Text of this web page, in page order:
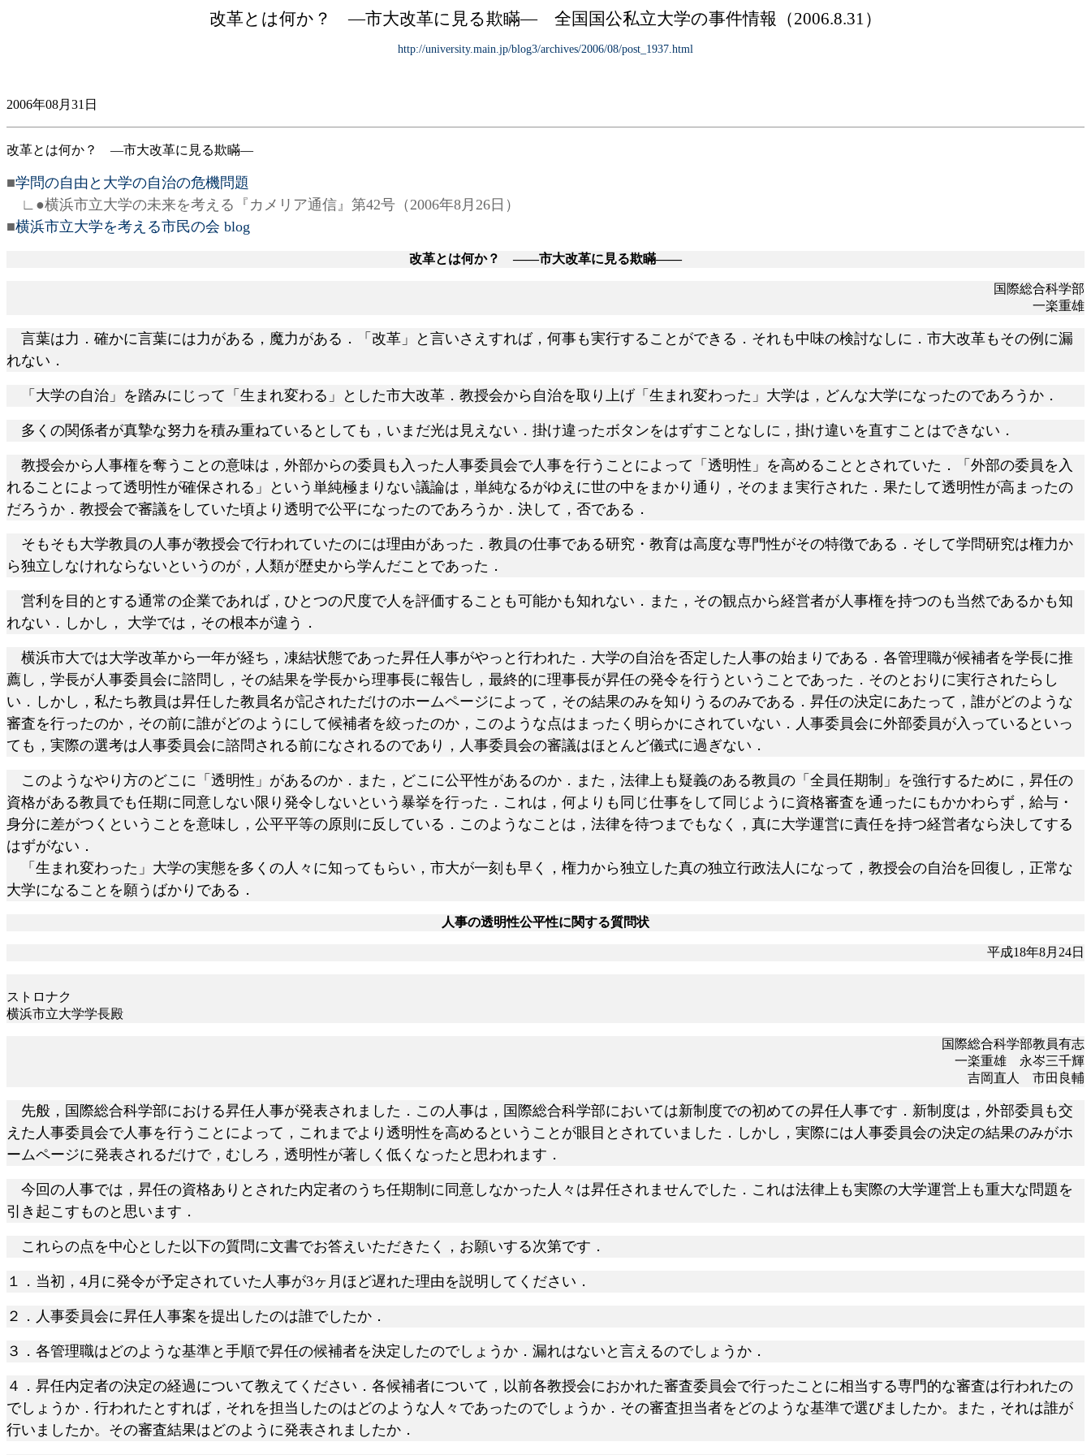
改革とは何か？ ―市大改革に見る欺瞞― 全国国公私立大学の事件情報（2006.8.31）
http://university.main.jp/blog3/archives/2006/08/post_1937.html
2006年08月31日
改革とは何か？ ―市大改革に見る欺瞞―
■学問の自由と大学の自治の危機問題
∟●横浜市立大学の未来を考える『カメリア通信』第42号（2006年8月26日）
■横浜市立大学を考える市民の会 blog
改革とは何か？ ――市大改革に見る欺瞞――
国際総合科学部
一楽重雄
言葉は力．確かに言葉には力がある，魔力がある．「改革」と言いさえすれば，何事も実行することができる．それも中味の検討なしに．市大改革もその例に漏
れない．
「大学の自治」を踏みにじって「生まれ変わる」とした市大改革．教授会から自治を取り上げ「生まれ変わった」大学は，どんな大学になったのであろうか．
多くの関係者が真摯な努力を積み重ねているとしても，いまだ光は見えない．掛け違ったボタンをはずすことなしに，掛け違いを直すことはできない．
教授会から人事権を奪うことの意味は，外部からの委員も入った人事委員会で人事を行うことによって「透明性」を高めることとされていた．「外部の委員を入
れることによって透明性が確保される」という単純極まりない議論は，単純なるがゆえに世の中をまかり通り，そのまま実行された．果たして透明性が高まったの
だろうか．教授会で審議をしていた頃より透明で公平になったのであろうか．決して，否である．
そもそも大学教員の人事が教授会で行われていたのには理由があった．教員の仕事である研究・教育は高度な専門性がその特徴である．そして学問研究は権力か
ら独立しなけれならないというのが，人類が歴史から学んだことであった．
営利を目的とする通常の企業であれば，ひとつの尺度で人を評価することも可能かも知れない．また，その観点から経営者が人事権を持つのも当然であるかも知
れない．しかし， 大学では，その根本が違う．
横浜市大では大学改革から一年が経ち，凍結状態であった昇任人事がやっと行われた．大学の自治を否定した人事の始まりである．各管理職が候補者を学長に推
薦し，学長が人事委員会に諮問し，その結果を学長から理事長に報告し，最終的に理事長が昇任の発令を行うということであった．そのとおりに実行されたらし
い．しかし，私たち教員は昇任した教員名が記されただけのホームページによって，その結果のみを知りうるのみである．昇任の決定にあたって，誰がどのような
審査を行ったのか，その前に誰がどのようにして候補者を絞ったのか，このような点はまったく明らかにされていない．人事委員会に外部委員が入っているといっ
ても，実際の選考は人事委員会に諮問される前になされるのであり，人事委員会の審議はほとんど儀式に過ぎない．
このようなやり方のどこに「透明性」があるのか．また，どこに公平性があるのか．また，法律上も疑義のある教員の「全員任期制」を強行するために，昇任の
資格がある教員でも任期に同意しない限り発令しないという暴挙を行った．これは，何よりも同じ仕事をして同じように資格審査を通ったにもかかわらず，給与・
身分に差がつくということを意味し，公平平等の原則に反している．このようなことは，法律を待つまでもなく，真に大学運営に責任を持つ経営者なら決してする
はずがない．
「生まれ変わった」大学の実態を多くの人々に知ってもらい，市大が一刻も早く，権力から独立した真の独立行政法人になって，教授会の自治を回復し，正常な
大学になることを願うばかりである．
人事の透明性公平性に関する質問状
平成18年8月24日
ストロナク
横浜市立大学学長殿
国際総合科学部教員有志
一楽重雄 永岑三千輝
吉岡直人 市田良輔
先般，国際総合科学部における昇任人事が発表されました．この人事は，国際総合科学部においては新制度での初めての昇任人事です．新制度は，外部委員も交
えた人事委員会で人事を行うことによって，これまでより透明性を高めるということが眼目とされていました．しかし，実際には人事委員会の決定の結果のみがホ
ームページに発表されるだけで，むしろ，透明性が著しく低くなったと思われます．
今回の人事では，昇任の資格ありとされた内定者のうち任期制に同意しなかった人々は昇任されませんでした．これは法律上も実際の大学運営上も重大な問題を
引き起こすものと思います．
これらの点を中心とした以下の質問に文書でお答えいただきたく，お願いする次第です．
１．当初， 4月に発令が予定されていた人事が3ヶ月ほど遅れた理由を説明してください．
２．人事委員会に昇任人事案を提出したのは誰でしたか．
３．各管理職はどのような基準と手順で昇任の候補者を決定したのでしょうか．漏れはないと言えるのでしょうか．
４．昇任内定者の決定の経過について教えてください．各候補者について，以前各教授会におかれた審査委員会で行ったことに相当する専門的な審査は行われたの
でしょうか．行われたとすれば，それを担当したのはどのような人々であったのでしょうか．その審査担当者をどのような基準で選びましたか。また，それは誰が
行いましたか。その審査結果はどのように発表されましたか．